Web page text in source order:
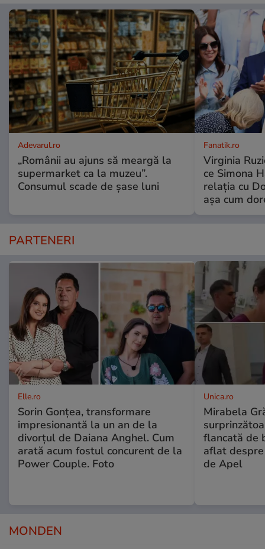
Adevarul.ro
„Românii au ajuns să meargă la
supermarket ca la muzeu”.
Consumul scade de șase luni
Fanatik.ro
Virginia
ce Simona
relația cu
așa cum
PARTENERI
Elle.ro
Sorin Gonțea, transformare
impresionantă la un an de la
divorțul de Daiana Anghel. Cum
arată acum fostul concurent de la
Power Couple. Foto
Unica.ro
Mirabela
flancată de
aflat
de Apel
MONDEN